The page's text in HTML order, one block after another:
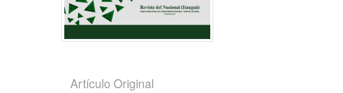
Artículo Original